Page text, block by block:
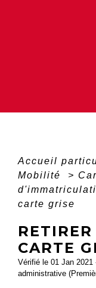
Accueil
Mobilité
>
carte grise
CARTE
Vérifié le 01 Jan
administrative